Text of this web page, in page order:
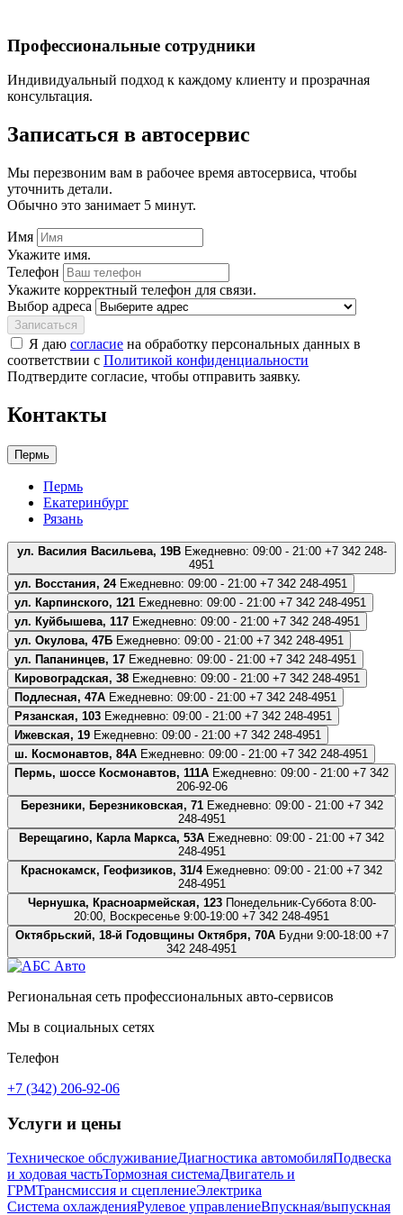
Профессиональные сотрудники
Индивидуальный подход к каждому клиенту и прозрачная
консультация.
Записаться в автосервис
Мы перезвоним вам в рабочее время автосервиса, чтобы
уточнить детали.
Обычно это занимает 5 минут.
Имя
Укажите имя.
Телефон
Укажите корректный телефон для связи.
Выбор адреса
Записаться
Я даю согласие на обработку персональных данных в
соответствии с Политикой конфиденциальности
Подтвердите согласие, чтобы отправить заявку.
Контакты
Пермь
Пермь
Екатеринбург
Рязань
ул. Василия Васильева, 19ВЕжедневно: 09:00 - 21:00+7 342 248-
4951
ул. Восстания, 24Ежедневно: 09:00 - 21:00 +7 342 248-4951
ул. Карпинского, 121 Ежедневно: 09:00 - 21:00 +7 342 248-4951
ул. Куйбышева, 117 Ежедневно: 09:00 - 21:00 +7 342 248-4951
ул. Окулова, 47Б Ежедневно: 09:00 - 21:00 +7 342 248-4951
ул. Папанинцев, 17 Ежедневно: 09:00 - 21:00 +7 342 248-4951
Кировоградская, 38 Ежедневно: 09:00 - 21:00 +7 342 248-4951
Подлесная, 47А Ежедневно: 09:00 - 21:00 +7 342 248-4951
Рязанская, 103 Ежедневно: 09:00 - 21:00 +7 342 248-4951
Ижевская, 19 Ежедневно: 09:00 - 21:00 +7 342 248-4951
ш. Космонавтов, 84А Ежедневно: 09:00 - 21:00 +7 342 248-4951
Пермь, шоссе Космонавтов, 111А Ежедневно: 09:00 - 21:00 +7 342
206-92-06
Березники, Березниковская, 71Ежедневно: 09:00 - 21:00+7 342
248-4951
Верещагино, Карла Маркса, 53А Ежедневно: 09:00 - 21:00 +7 342
248-4951
Краснокамск, Геофизиков, 31/4Ежедневно: 09:00 - 21:00 +7 342
248-4951
Чернушка, Красноармейская, 123Понедельник-Суббота 8:00-
20:00, Воскресенье 9:00-19:00 +7 342 248-4951
Октябрьский, 18-й Годовщины Октября, 70АБудни 9:00-18:00+7
342 248-4951
Региональная сеть профессиональных авто-сервисов
Мы в социальных сетях
Телефон
+7 (342) 206-92-06
Услуги и цены
Техническое обслуживаниеДиагностика автомобиляПодвеска
и ходовая частьТормозная системаДвигатель и
ГРМТрансмиссия и сцеплениеЭлектрика
Система охлажденияРулевое управлениеВпускная/выпускная